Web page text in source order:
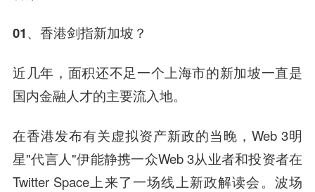
01、香港剑指新加坡？
近几年，面积还不足一个上海市的新加坡一直是
国内金融人才的主要流入地。
在香港发布有关虚拟资产新政的当晚，Web 3明
星"代言人"伊能静携一众Web 3从业者和投资者在
Twitter Space上来了一场线上新政解读会。波场